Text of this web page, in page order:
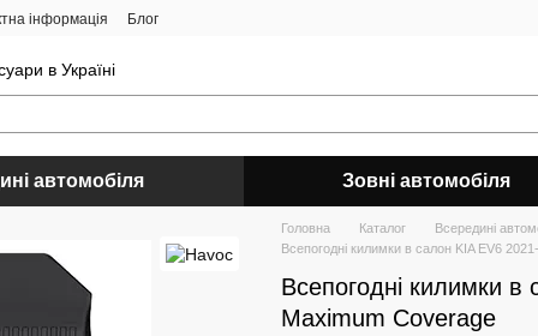
інформація Блог
в Україні
автомобіля Зовні автомобіля
Головна Каталог
Всередині
Всепогодні килимки в салон KIA EV6
Всепогодні килимки
Maximum Coverage